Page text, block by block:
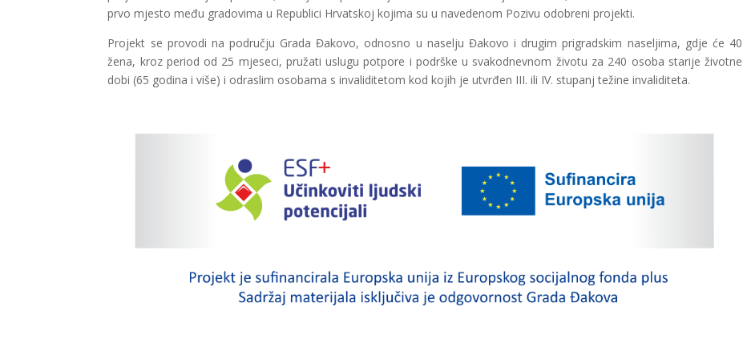
prvo mjesto među gradovima u Republici Hrvatskoj kojima su u navedenom Pozivu odobreni projekti.
Projekt se provodi na području Grada Đakovo, odnosno u naselju Đakovo i drugim prigradskim naseljima, gdje će 40
žena, kroz period od 25 mjeseci, pružati uslugu potpore i podrške u svakodnevnom životu za 240 osoba starije životne
dobi (65 godina i više) i odraslim osobama s invaliditetom kod kojih je utvrđen III. ili IV. stupanj težine invaliditeta.